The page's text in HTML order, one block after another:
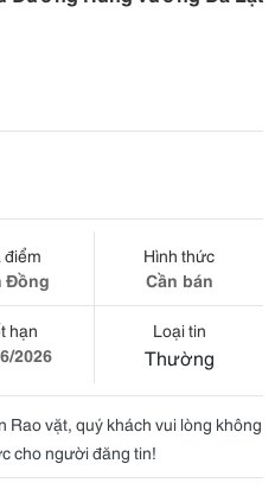
Đồng
Hình thức
Cần bán
hạn
2026
Loại tin
Thường
Rao vặt, quý khách vui lòng không
cho người đăng tin!